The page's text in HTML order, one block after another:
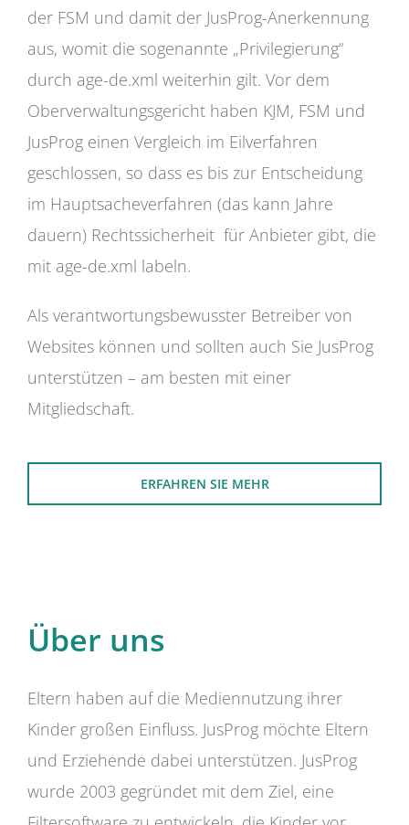
der FSM und damit der JusProg-Anerkennung
aus, womit die sogenannte „Privilegierung“
durch age-de.xml weiterhin gilt. Vor dem
Oberverwaltungsgericht haben KJM, FSM und
JusProg einen Vergleich im Eilverfahren
geschlossen, so dass es bis zur Entscheidung
im Hauptsacheverfahren (das kann Jahre
dauern) Rechtssicherheit für Anbieter gibt, die
mit age-de.xml labeln.
Als verantwortungsbewusster Betreiber von
Websites können und sollten auch Sie JusProg
unterstützen – am besten mit einer
Mitgliedschaft.
ERFAHREN SIE MEHR
Über uns
Eltern haben auf die Mediennutzung ihrer
Kinder großen Einfluss. JusProg möchte Eltern
und Erziehende dabei unterstützen. JusProg
wurde 2003 gegründet mit dem Ziel, eine